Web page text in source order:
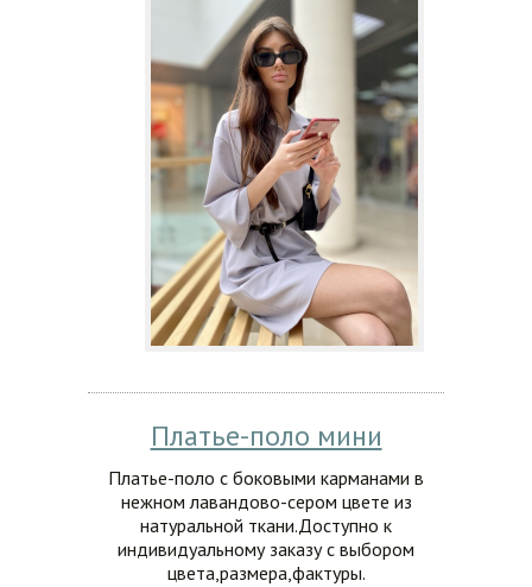
Платье-поло мини
Платье-поло с боковыми карманами в
нежном лавандово-сером цвете из
натуральной ткани.Доступно к
индивидуальному заказу с выбором
цвета,размера,фактуры.